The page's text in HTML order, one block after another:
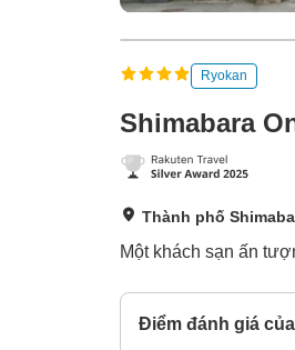
Ryokan
Shimabara
Thành phố
Một khách sạn ấn
Điểm đánh giá